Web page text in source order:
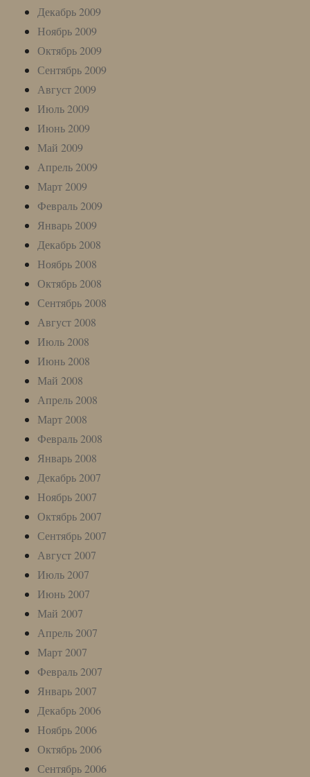
Декабрь 2009
Ноябрь 2009
Октябрь 2009
Сентябрь 2009
Август 2009
Июль 2009
Июнь 2009
Май 2009
Апрель 2009
Март 2009
Февраль 2009
Январь 2009
Декабрь 2008
Ноябрь 2008
Октябрь 2008
Сентябрь 2008
Август 2008
Июль 2008
Июнь 2008
Май 2008
Апрель 2008
Март 2008
Февраль 2008
Январь 2008
Декабрь 2007
Ноябрь 2007
Октябрь 2007
Сентябрь 2007
Август 2007
Июль 2007
Июнь 2007
Май 2007
Апрель 2007
Март 2007
Февраль 2007
Январь 2007
Декабрь 2006
Ноябрь 2006
Октябрь 2006
Сентябрь 2006